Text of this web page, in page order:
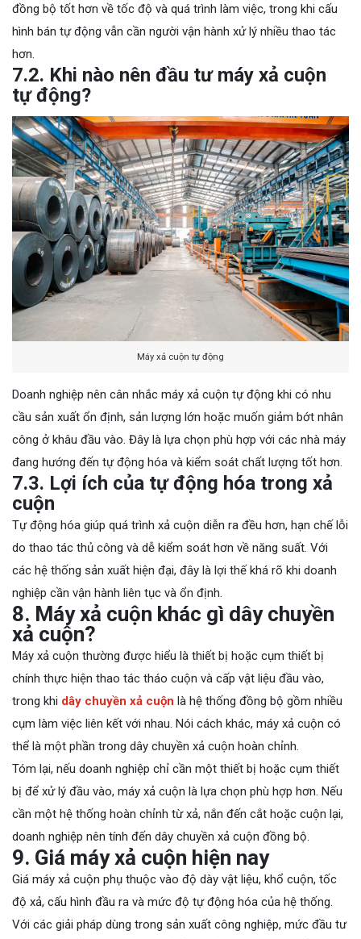
đồng bộ tốt hơn về tốc độ và quá trình làm việc, trong khi cấu
hình bán tự động vẫn cần người vận hành xử lý nhiều thao tác
hơn.
7.2. Khi nào nên đầu tư máy xả cuộn
tự động?
Máy xả cuộn tự động
Doanh nghiệp nên cân nhắc máy xả cuộn tự động khi có nhu
cầu sản xuất ổn định, sản lượng lớn hoặc muốn giảm bớt nhân
công ở khâu đầu vào. Đây là lựa chọn phù hợp với các nhà máy
đang hướng đến tự động hóa và kiểm soát chất lượng tốt hơn.
7.3. Lợi ích của tự động hóa trong xả
cuộn
Tự động hóa giúp quá trình xả cuộn diễn ra đều hơn, hạn chế lỗi
do thao tác thủ công và dễ kiểm soát hơn về năng suất. Với
các hệ thống sản xuất hiện đại, đây là lợi thế khá rõ khi doanh
nghiệp cần vận hành liên tục và ổn định.
8. Máy xả cuộn khác gì dây chuyền
xả cuộn?
Máy xả cuộn thường được hiểu là thiết bị hoặc cụm thiết bị
chính thực hiện thao tác tháo cuộn và cấp vật liệu đầu vào,
trong khi dây chuyền xả cuộn là hệ thống đồng bộ gồm nhiều
cụm làm việc liên kết với nhau. Nói cách khác, máy xả cuộn có
thể là một phần trong dây chuyền xả cuộn hoàn chỉnh.
Tóm lại, nếu doanh nghiệp chỉ cần một thiết bị hoặc cụm thiết
bị để xử lý đầu vào, máy xả cuộn là lựa chọn phù hợp hơn. Nếu
cần một hệ thống hoàn chỉnh từ xả, nắn đến cắt hoặc cuộn lại,
doanh nghiệp nên tính đến dây chuyền xả cuộn đồng bộ.
9. Giá máy xả cuộn hiện nay
Giá máy xả cuộn phụ thuộc vào độ dày vật liệu, khổ cuộn, tốc
độ xả, cấu hình đầu ra và mức độ tự động hóa của hệ thống.
Với các giải pháp dùng trong sản xuất công nghiệp, mức đầu tư